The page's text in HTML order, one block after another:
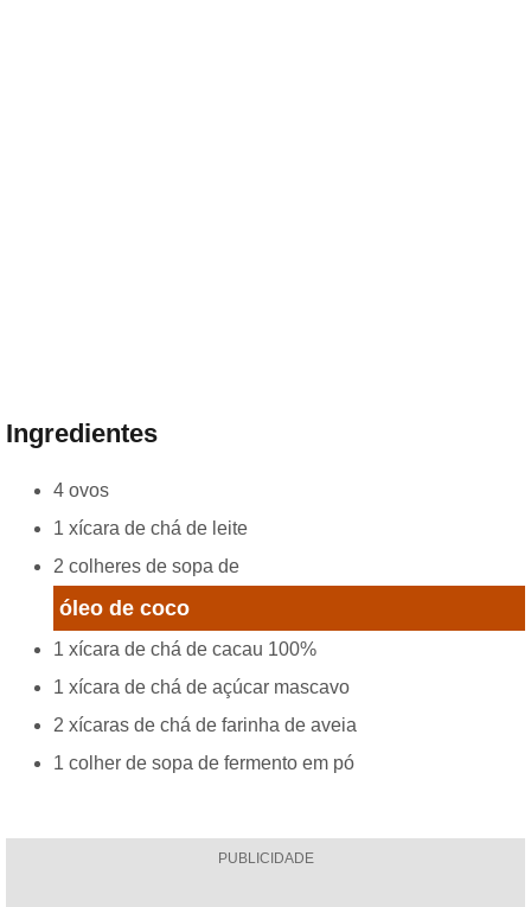
Ingredientes
4 ovos
1 xícara de chá de leite
2 colheres de sopa de
óleo de coco
1 xícara de chá de cacau 100%
1 xícara de chá de açúcar mascavo
2 xícaras de chá de farinha de aveia
1 colher de sopa de fermento em pó
PUBLICIDADE